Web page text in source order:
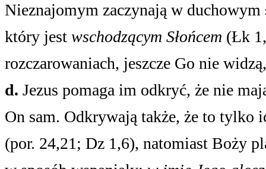
Nieznajomym zaczynają w duchowym
który jest wschodzącym Słońcem (Łk
rozczarowaniach, jeszcze Go nie
d. Jezus pomaga im odkryć, że nie
On sam. Odkrywają także, że to tylko
(por. 24,21; Dz 1,6), natomiast Boży